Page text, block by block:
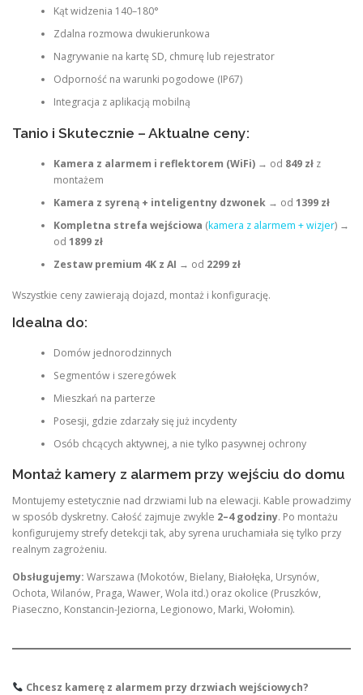
Kąt widzenia 140–180°
Zdalna rozmowa dwukierunkowa
Nagrywanie na kartę SD, chmurę lub rejestrator
Odporność na warunki pogodowe (IP67)
Integracja z aplikacją mobilną
Tanio i Skutecznie – Aktualne ceny:
Kamera z alarmem i reflektorem (WiFi)→ od 849 złz
montażem
Kamera z syreną + inteligentny dzwonek→ od 1399 zł
Kompletna strefa wejściowa (kamera z alarmem + wizjer) →
od 1899 zł
Zestaw premium 4K z AI → od 2299 zł
Wszystkie ceny zawierają dojazd, montaż i konfigurację.
Idealna do:
Domów jednorodzinnych
Segmentów i szeregówek
Mieszkań na parterze
Posesji, gdzie zdarzały się już incydenty
Osób chcących aktywnej, a nie tylko pasywnej ochrony
Montaż kamery z alarmem przy wejściu do domu
Montujemy estetycznie nad drzwiami lub na elewacji. Kable prowadzimy
w sposób dyskretny. Całość zajmuje zwykle 2–4 godziny. Po montażu
konfigurujemy strefy detekcji tak, aby syrena uruchamiała się tylko przy
realnym zagrożeniu.
Obsługujemy: Warszawa (Mokotów, Bielany, Białołęka, Ursynów,
Ochota, Wilanów, Praga, Wawer, Wola itd.) oraz okolice (Pruszków,
Piaseczno, Konstancin-Jeziorna, Legionowo, Marki, Wołomin).
Chcesz kamerę z alarmem przy drzwiach wejściowych?